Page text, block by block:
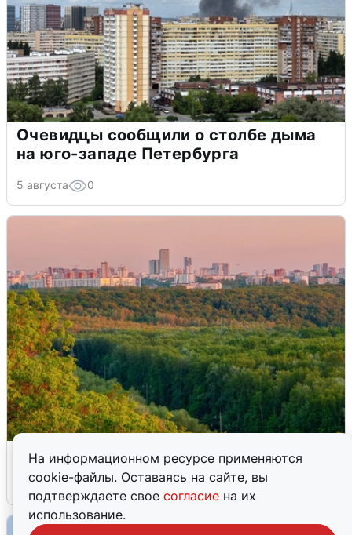
На информационном ресурсе применяются
cookie-файлы. Оставаясь на сайте, вы
подтверждаете свое согласие на их
использование.
Очевидцы сообщили о столбе дыма
на юго-западе Петербурга
5 августа 0
Атака БПЛА на Уфу: горожане шутят
5 августа 0